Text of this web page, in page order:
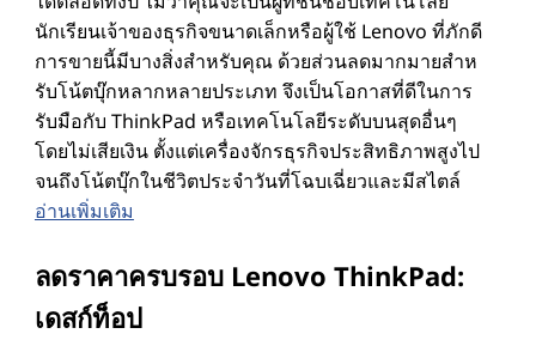
นักเรียนเจ้าของธุรกิจขนาดเล็กหรือผู้ใช้ Lenovo ที่ภักดี
การขายนี้มีบางสิ่งสําหรับคุณ ด้วยส่วนลดมากมายสําห
รับโน้ตบุ๊กหลากหลายประเภท จึงเป็นโอกาสที่ดีในการ
รับมือกับ ThinkPad หรือเทคโนโลยีระดับบนสุดอื่นๆ
โดยไม่เสียเงิน ตั้งแต่เครื่องจักรธุรกิจประสิทธิภาพสูงไป
จนถึงโน้ตบุ๊กในชีวิตประจําวันที่โฉบเฉี่ยวและมีสไตล์
อ่านเพิ่มเติม
ลดราคาครบรอบ Lenovo ThinkPad:
เดสก์ท็อป